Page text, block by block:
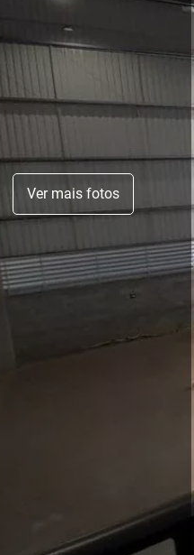
Ver mais fotos